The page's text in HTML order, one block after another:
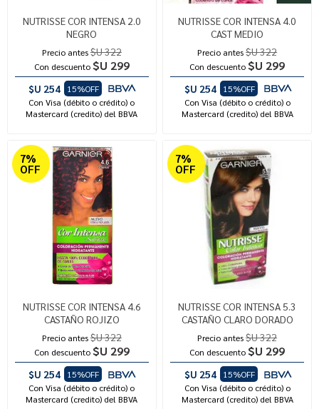
NUTRISSE COR INTENSA 2.0
NEGRO
Precio antes$U 322
Con descuento $U 299
$U 254
15%OFF
Con Visa (débito o crédito) o
Mastercard (credito) del BBVA
NUTRISSE COR INTENSA 4.0
CAST MEDIO
Precio antes$U 322
Con descuento $U 299
$U 254
15%OFF
Con Visa (débito o crédito) o
Mastercard (credito) del BBVA
7%
OFF
NUTRISSE COR INTENSA 4.6
CASTAÑO ROJIZO
Precio antes$U 322
Con descuento $U 299
$U 254
15%OFF
Con Visa (débito o crédito) o
Mastercard (credito) del BBVA
7%
OFF
NUTRISSE COR INTENSA 5.3
CASTAÑO CLARO DORADO
Precio antes$U 322
Con descuento $U 299
$U 254
15%OFF
Con Visa (débito o crédito) o
Mastercard (credito) del BBVA